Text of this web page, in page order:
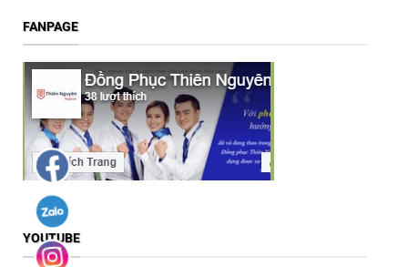
FANPAGE
YOUTUBE